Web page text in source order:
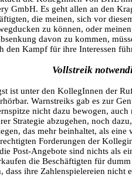
GmbH. Es geht allen an den
die meinen, sich vor
zu können, oder
davon zu kommen,
den Kampf für ihre Interessen
Vollstreik
ist unter den KollegInnen der
Warnstreiks gab es zur
nicht dazu bewogen,
Strategie abzugehen, noch
das mehr beinhaltet, als eine
Forderungen der
Post-Angebote sind nichts als
die Beschäftigten für
dass ihre Zahlenspielereien nicht